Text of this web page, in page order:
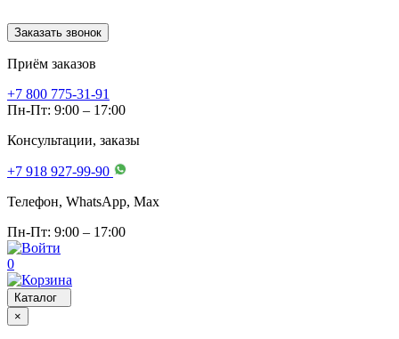
Заказать звонок
Приём заказов
+7 800 775-31-91
Пн-Пт: 9:00 – 17:00
Консультации, заказы
+7 918 927-99-90
Телефон, WhatsApp, Мах
Пн-Пт: 9:00 – 17:00
0
Каталог
×